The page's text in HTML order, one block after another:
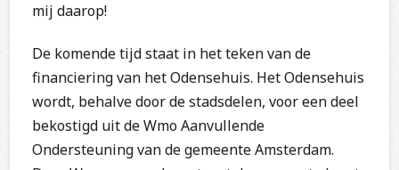
mij daarop!
De komende tijd staat in het teken van de
financiering van het Odensehuis. Het Odensehuis
wordt, behalve door de stadsdelen, voor een deel
bekostigd uit de Wmo Aanvullende
Ondersteuning van de gemeente Amsterdam.